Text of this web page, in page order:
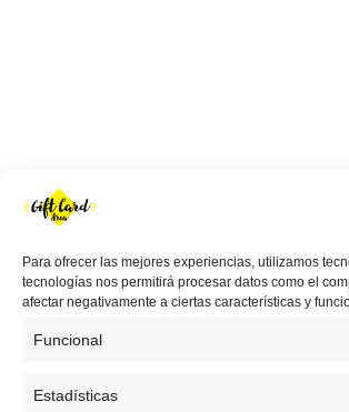
Para ofrecer las mejores experiencias, utilizamos
tecnologías nos permitirá procesar datos como el
afectar negativamente a ciertas características y
Funcional
Estadísticas